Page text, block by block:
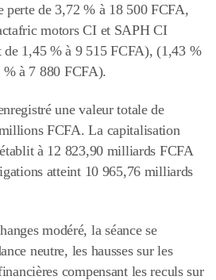
perte de 3,72 % à 18 500 FCFA,
motors CI et SAPH CI
de 1,45 % à 9 515 FCFA), (1,43 %
% à 7 880 FCFA).
une valeur totale de
FCFA. La capitalisation
à 12 823,90 milliards FCFA
atteint 10 965,76 milliards
modéré, la séance se
neutre, les hausses sur les
compensant les reculs sur